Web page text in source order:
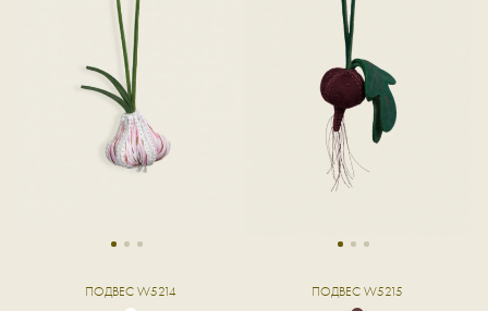
1 2 3
ПОДВЕС W5214
1 2 3
ПОДВЕС W5215